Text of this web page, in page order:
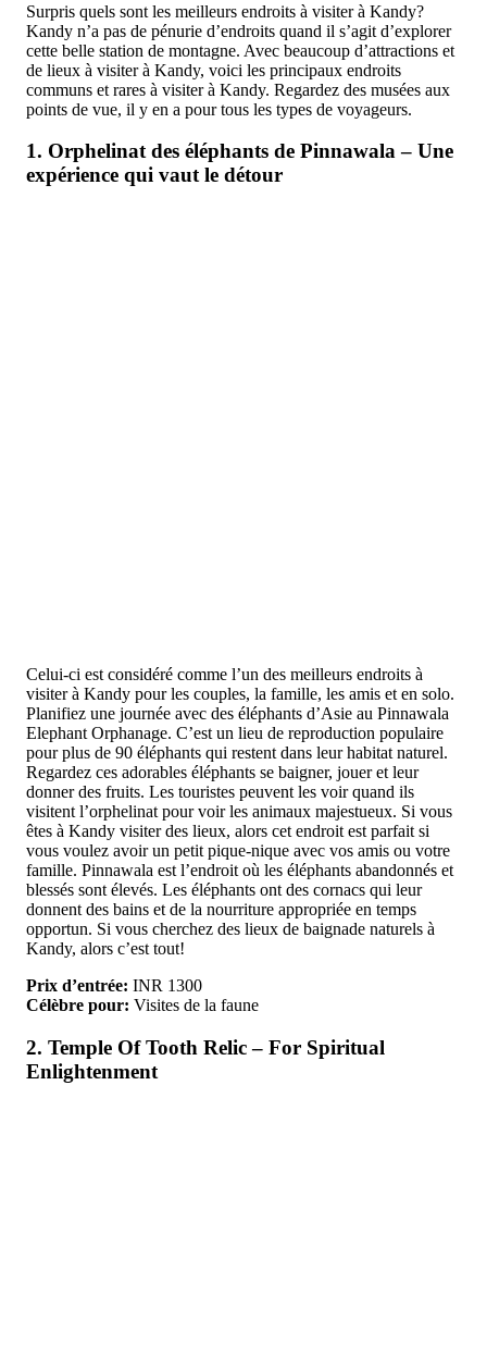
Surpris quels sont les meilleurs endroits à visiter à Kandy?
Kandy n’a pas de pénurie d’endroits quand il s’agit d’explorer
cette belle station de montagne. Avec beaucoup d’attractions et
de lieux à visiter à Kandy, voici les principaux endroits
communs et rares à visiter à Kandy. Regardez des musées aux
points de vue, il y en a pour tous les types de voyageurs.
1. Orphelinat des éléphants de Pinnawala – Une
expérience qui vaut le détour
Celui-ci est considéré comme l’un des meilleurs endroits à
visiter à Kandy pour les couples, la famille, les amis et en solo.
Planifiez une journée avec des éléphants d’Asie au Pinnawala
Elephant Orphanage. C’est un lieu de reproduction populaire
pour plus de 90 éléphants qui restent dans leur habitat naturel.
Regardez ces adorables éléphants se baigner, jouer et leur
donner des fruits. Les touristes peuvent les voir quand ils
visitent l’orphelinat pour voir les animaux majestueux. Si vous
êtes à Kandy visiter des lieux, alors cet endroit est parfait si
vous voulez avoir un petit pique-nique avec vos amis ou votre
famille. Pinnawala est l’endroit où les éléphants abandonnés et
blessés sont élevés. Les éléphants ont des cornacs qui leur
donnent des bains et de la nourriture appropriée en temps
opportun. Si vous cherchez des lieux de baignade naturels à
Kandy, alors c’est tout!
Prix d’entrée: INR 1300
Célèbre pour: Visites de la faune
2. Temple Of Tooth Relic – For Spiritual
Enlightenment